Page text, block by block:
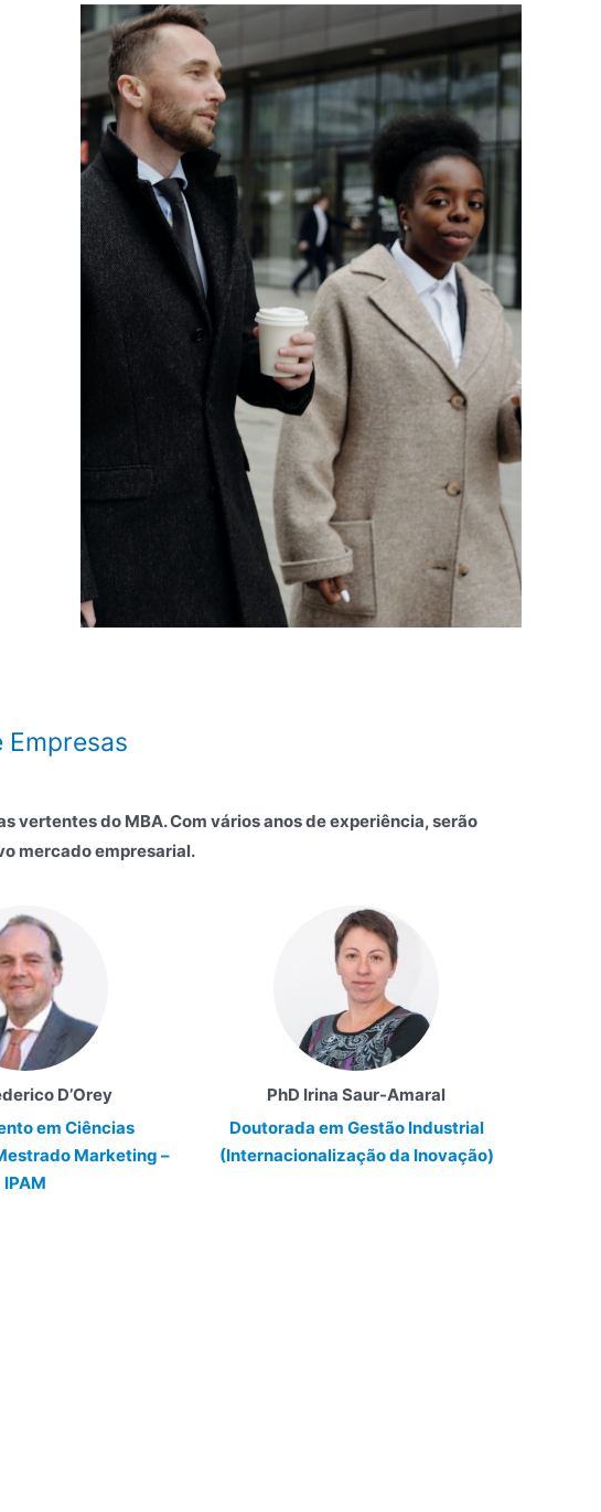
Empresas
vertentes do MBA. Com vários anos de experiência, serão
mercado empresarial.
D’Orey
em Ciências
Marketing –
IPAM
PhD Irina Saur-Amaral
Doutorada em Gestão Industrial
(Internacionalizaçãoda Inovação)